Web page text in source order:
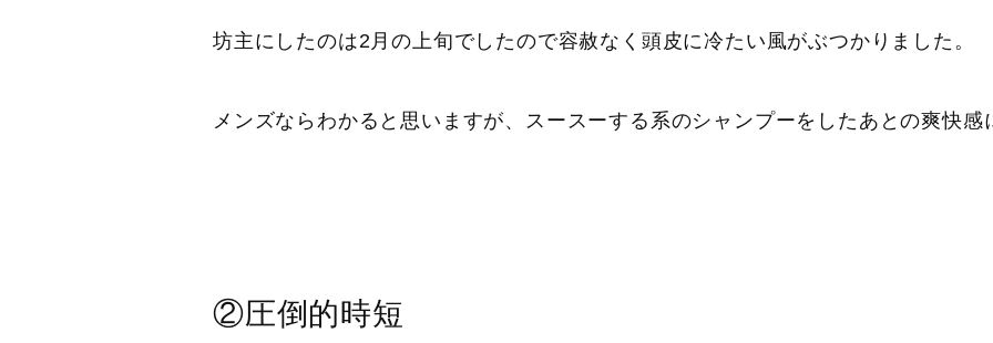
坊主にしたのは2月の上旬でしたので容赦なく頭皮に冷たい風がぶつかりました。
メンズならわかると思いますが、スースーする系のシャンプーをしたあとの爽快感
②圧倒的時短